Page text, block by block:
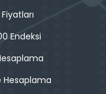
Endeksi
Hesaplama